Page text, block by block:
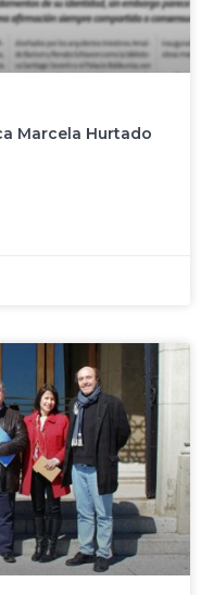
Marcela Hurtado